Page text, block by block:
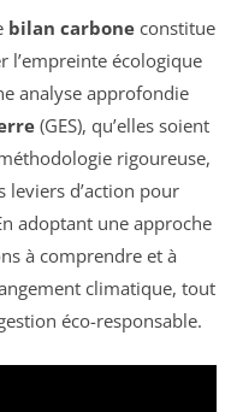
bilan carbone constitue
l’empreinte écologique
analyse approfondie
(GES), qu’elles soient
rigoureuse,
leviers d’action pour
adoptant une approche
à comprendre et à
climatique, tout
éco-responsable.